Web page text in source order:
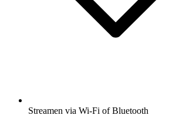
Streamen via Wi-Fi of Bluetooth